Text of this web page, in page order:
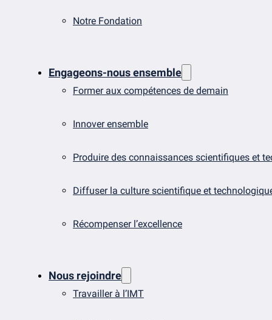
Notre Fondation
Engageons-nous ensemble
Former aux compétences de demain
Innover ensemble
Produire des connaissances scientifiques et
Diffuser la culture scientifique et
Récompenser l’excellence
Nous rejoindre
Travailler à l’IMT